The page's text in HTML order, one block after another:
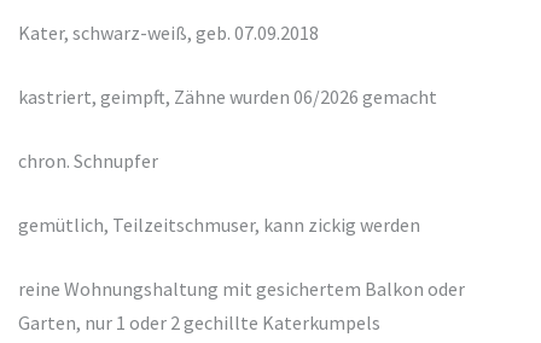
Kater, schwarz-weiß, geb. 07.09.2018
kastriert, geimpft, Zähne wurden 06/2026 gemacht
chron. Schnupfer
gemütlich, Teilzeitschmuser, kann zickig werden
reine Wohnungshaltung mit gesichertem Balkon oder
Garten, nur 1 oder 2 gechillte Katerkumpels